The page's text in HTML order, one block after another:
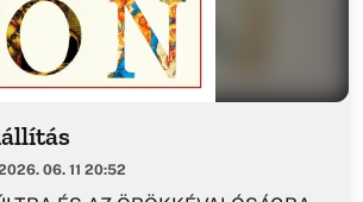
06. 11 20:52